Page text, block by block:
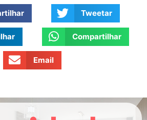
Tweetar
Compartilhar
Email